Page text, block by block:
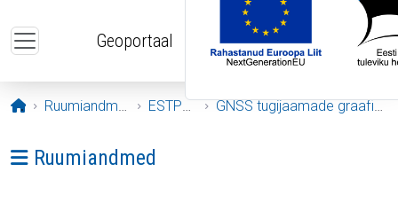
Geoportaal
Avaleht
Ruumiandmed ESTPOS GNSS tugijaamade graafikud
Ava menüü: Ruumiandmed
Ruumiandmed